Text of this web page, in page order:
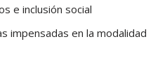
e inclusión social
impensadas en la modalidad